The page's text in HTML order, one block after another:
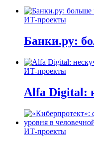
ИТ-проекты
Банки.ру:
ИТ-проекты
Alfa Digital:
ИТ-проекты